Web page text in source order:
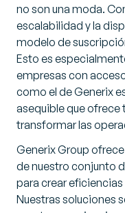
no son una moda.
escalabilidad y la
modelo de
Esto es
empresas con
como el de Generix
asequible que ofrece
transformar las
Generix Group
de nuestro conjunto
para crear
Nuestras soluciones